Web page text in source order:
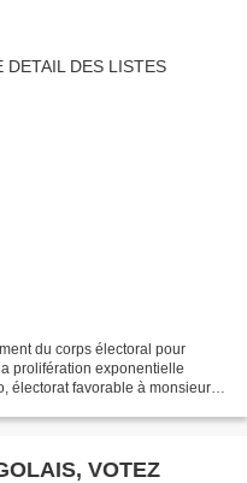
du corps électoral pour
prolifération exponentielle
électorat favorable à monsieur
VOTEZ